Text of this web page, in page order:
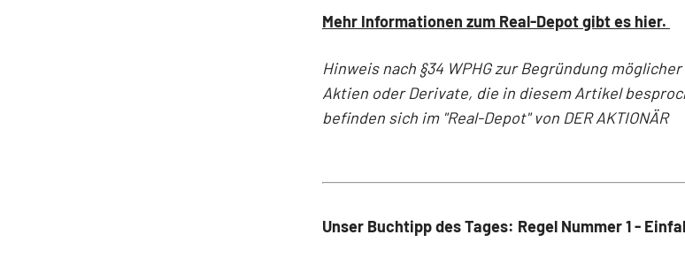
Mehr Informationen zum Real-Depot gibt es hier.
Hinweis nach §34 WPHG zur Begründung
Aktien oder Derivate, die in diesem Artikel
befinden sich im "Real-Depot" von DER AKTIONÄR
Unser Buchtipp des Tages: Regel Nummer 1 -